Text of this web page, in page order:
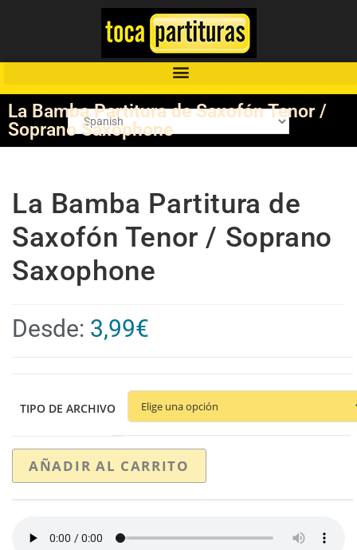
La Bamba Partitura de Saxofón Tenor /
Soprano Saxophone
La Bamba Partitura de
Saxofón Tenor / Soprano
Saxophone
Desde: 3,99€
TIPO DE ARCHIVO
AÑADIR AL CARRITO